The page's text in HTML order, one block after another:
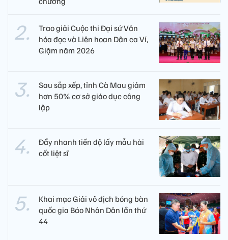
Trao giải Cuộc thi Đại sứ Văn
hóa đọc và Liên hoan Dân ca Ví,
Giặm năm 2026
Sau sắp xếp, tỉnh Cà Mau giảm
hơn 50% cơ sở giáo dục công
lập
Đẩy nhanh tiến độ lấy mẫu hài
cốt liệt sĩ
Khai mạc Giải vô địch bóng bàn
quốc gia Báo Nhân Dân lần thứ
44